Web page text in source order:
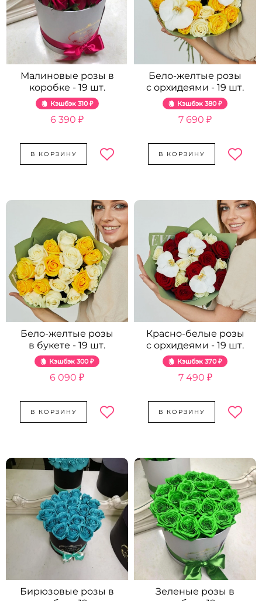
Малиновые розы в
коробке - 19 шт.
Кэшбэк 310 ₽
6 390 ₽
В КОРЗИНУ
Бело-желтые розы
с орхидеями - 19 шт.
Кэшбэк 380 ₽
7 690 ₽
В КОРЗИНУ
Бело-желтые розы
в букете - 19 шт.
Кэшбэк 300 ₽
6 090 ₽
В КОРЗИНУ
Красно-белые розы
с орхидеями - 19 шт.
Кэшбэк 370 ₽
7 490 ₽
В КОРЗИНУ
Бирюзовые розы в
Зеленые розы в